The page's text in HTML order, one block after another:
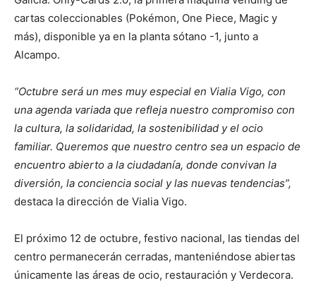
cartas coleccionables (Pokémon, One Piece, Magic y
más), disponible ya en la planta sótano -1, junto a
Alcampo.
“Octubre será un mes muy especial en Vialia Vigo, con
una agenda variada que refleja nuestro compromiso con
la cultura, la solidaridad, la sostenibilidad y el ocio
familiar. Queremos que nuestro centro sea un espacio de
encuentro abierto a la ciudadanía, donde convivan la
diversión, la conciencia social y las nuevas tendencias”,
destaca la dirección de Vialia Vigo.
El próximo 12 de octubre, festivo nacional, las tiendas del
centro permanecerán cerradas, manteniéndose abiertas
únicamente las áreas de ocio, restauración y Verdecora.